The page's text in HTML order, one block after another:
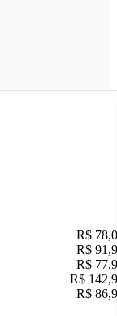
R$
R$
R$
R$
R$